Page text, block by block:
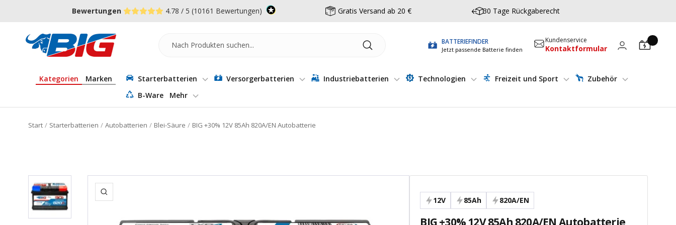
Zum Menü springen
Fußzeile springen
Barrierefreiheits-Widget öffnen
Bewertungen 4.78 / 5 (10161 Bewertungen) Gratis Versand ab 20 € 30 Tage Rückgaberecht
Batterie-
Industrie-
BATTERIEFINDER
Jetzt passende Batterie finden
Kundenservice
Kontaktformular
Kategorien Marken Starterbatterien Versorgerbatterien Industriebatterien Technologien Freizeit und Sport
Zubehör
B-Ware
Mehr
Start Starterbatterien Autobatterien Blei-Säure BIG +30% 12V 85Ah 820A/EN Autobatterie
Zoom 12V 85Ah 820A/EN
BIG +30% 12V 85Ah 820A/EN Autobatterie